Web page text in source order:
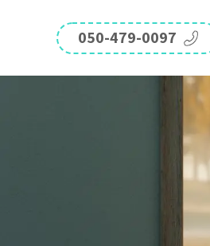
050-479-0097